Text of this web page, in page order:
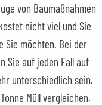
von Baumaßnahmen
nicht viel und Sie
Sie möchten. Bei der
Sie auf jeden Fall auf
unterschiedlich sein.
Müll vergleichen.